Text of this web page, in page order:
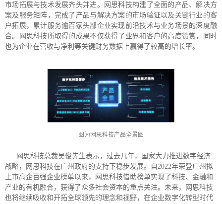
市场拓展与技术发展齐头并进。网思科技构建了全面的产品、解决方
案及服务矩阵，完成了产品与解决方案的市场验证以及关键行业的客
户拓展，累计服务逾百家头部企业实现前沿技术与业务场景的深度融
合。网思科技所取得的成果不仅获得了业界和客户的高度赞赏，同时
也为企业在营收与净利等关键财务数据上赢得了较高的增长率。
图为网思科技产品全景图
网思科技总裁吴俊先生表示，过去几年，国家大力推进数字经济
战略，网思科技在广州政府的支持下稳步发展。自2022年荣登广州拟
上市高企百强企业榜单以来，网思科技借助榜单实现了科技、金融和
产业的有机融合，获得了众多社会资本的重点关注。未来，网思科技
也将继续吸收和开拓全球领先的理念和视野，在企业数字化转型时代